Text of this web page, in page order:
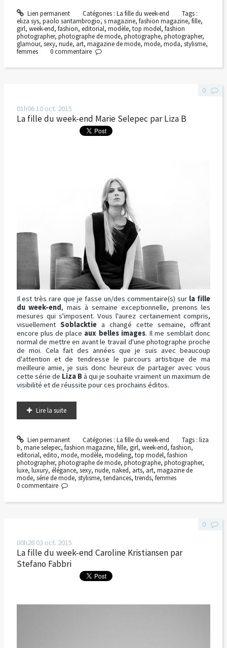
Lien permanent Catégories : La fille du week-end
Tags :
eliza sys, paolo santambrogio, s magazine, fashion magazine, fille,
girl, week-end, fashion, editorial, modèle, top model, fashion
photographer, photographe de mode, photographe, photographer,
glamour, sexy, nude, art, magazine de mode, mode, moda, stylisme,
femmes
0commentaire
01h06 10 oct. 2015
La fille du week-end Marie Selepec par Liza B
Il est très rare que je fasse un/des commentaire(s) sur la fille
du week-end, mais à semaine exceptionnelle, prenons les
mesures qui s'imposent. Vous l'aurez certainement compris,
visuellement Soblacktiea changé cette semaine, offrant
encore plus de place aux belles images. Il me semblait donc
normal de mettre en avant le travail d'une photographe proche
de moi. Cela fait des années que je suis avec beaucoup
d'attention et de tendresse le parcours artistique de ma
meilleure amie, je suis donc heureux de partager avec vous
cette série de Liza Bà qui je souhaite vraiment un maximum de
visibilité et de réussite pour ces prochains éditos.
Lire la suite
Lien permanent Catégories : La fille du week-end Tags : liza
b, marie selepec, fashion magazine, fille, girl, week-end, fashion,
editorial, edito, mode, modèle, modeling, top model, fashion
photographer, photographe de mode, photographe, photographer,
luxe, luxury, élégance, sexy, nude, naked, arts, art, magazine de
mode, série de mode, stylisme, tendances, trends, femmes
0
0 commentaire
00h28 03 oct. 2015
La fille du week-end Caroline Kristiansen par
Stefano Fabbri
0